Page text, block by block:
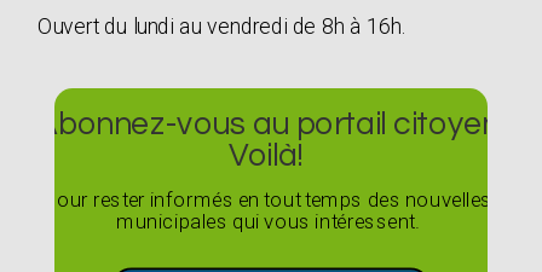
Ouvert du lundi au vendredi de 8h à 16h.
Abonnez-vous au portail citoyen
Voilà!
Pour rester informés en tout temps des nouvelles
municipales qui vous intéressent.